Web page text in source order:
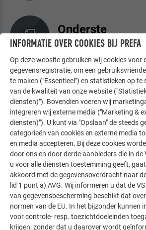
Onderste
aansluiting/
Binnen- en
Aansluiting aan
Bovenste
INFORMATIE OVER COOKIES BIJ PREFA
Op deze website gebruiken wij cookies voor
gegevensregistratie, om een
te maken ("Essentieel") en statistieken op te
van de kwaliteit van onze website
diensten)"). Bovendien voeren wij
integreren wij externe media ("Marketing &
diensten)"). U kunt via "Opslaan" de steeds
categorieën van cookies en externe media
en media accepteren. Bij deze cookies
door ons en door derde aanbieders die in de
u voor alle diensten toestemming geeft,
akkoord met de gegevensoverdracht naar
lid 1 punt a) AVG. Wij informeren u dat de
van gegevensbescherming beschikt dat
normen van de EU. In het bijzonder kunnen
voor controle- resp. toezichtdoeleinden
krijgen, zonder dat u daarover wordt